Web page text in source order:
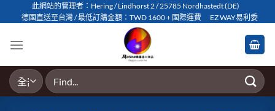
to
此網站的管理者：Hering / Lindhorst 2 / 25785 Nordhastedt (DE)
德國直送至台灣 / 最低訂購金額：TWD 1600 + 國際運費
EZ WAY易利委
搜
尋